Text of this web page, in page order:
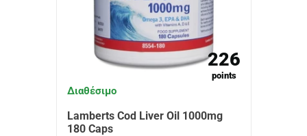
226
points
Διαθέσιμο
Lamberts Cod Liver Oil 1000mg
180 Caps